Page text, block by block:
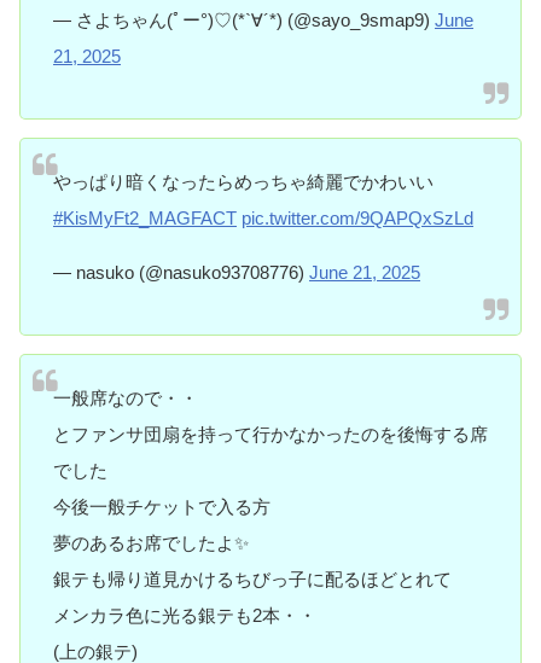
— さよちゃん(ﾟー°)♡(*`∀´*) (@sayo_9smap9) June
21, 2025
やっぱり暗くなったらめっちゃ綺麗でかわいい
#KisMyFt2_MAGFACT pic.twitter.com/9QAPQxSzLd
— nasuko (@nasuko93708776) June 21, 2025
一般席なので・・
とファンサ団扇を持って行かなかったのを後悔する席
でした
今後一般チケットで入る方
夢のあるお席でしたよ✨
銀テも帰り道見かけるちびっ子に配るほどとれて
メンカラ色に光る銀テも2本・・
(上の銀テ)